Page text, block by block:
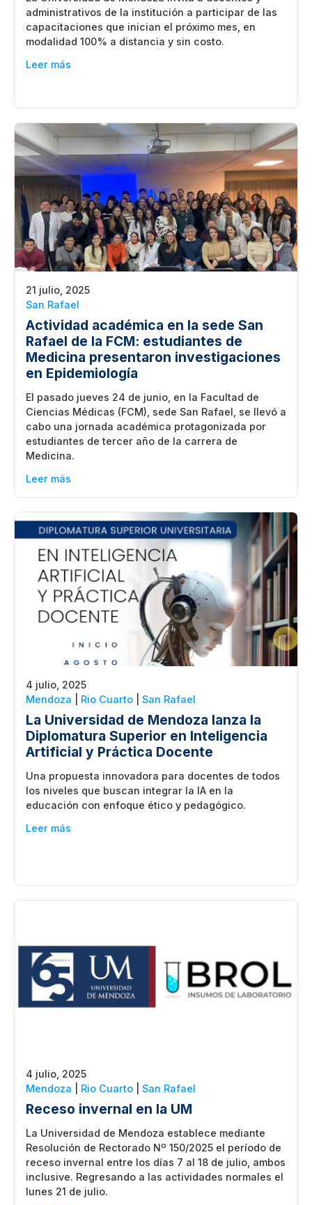
administrativos de la institución a participar de las
capacitaciones que inician el próximo mes, en
modalidad 100% a distancia y sin costo.
Leer más
21 julio, 2025
San Rafael
Actividad académica en la sede San
Rafael de la FCM: estudiantes de
Medicina presentaron investigaciones
en Epidemiología
El pasado jueves 24 de junio, en la Facultad de
Ciencias Médicas (FCM), sede San Rafael, se llevó a
cabo una jornada académica protagonizada por
estudiantes de tercer año de la carrera de
Medicina.
Leer más
4 julio, 2025
Mendoza
Rio Cuarto San Rafael
La Universidad de Mendoza lanza la
Diplomatura Superior en Inteligencia
Artificial y Práctica Docente
Una propuesta innovadora para docentes de todos
los niveles que buscan integrar la IA en la
educación con enfoque ético y pedagógico.
Leer más
4 julio, 2025
Mendoza
Rio Cuarto San Rafael
Receso invernal en la UM
La Universidad de Mendoza establece mediante
Resolución de Rectorado Nº 150/2025 el período de
receso invernal entre los días 7 al 18 de julio, ambos
inclusive. Regresando a las actividades normales el
lunes 21 de julio.